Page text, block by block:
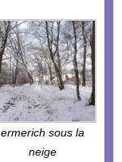
ermerich sous la
neige